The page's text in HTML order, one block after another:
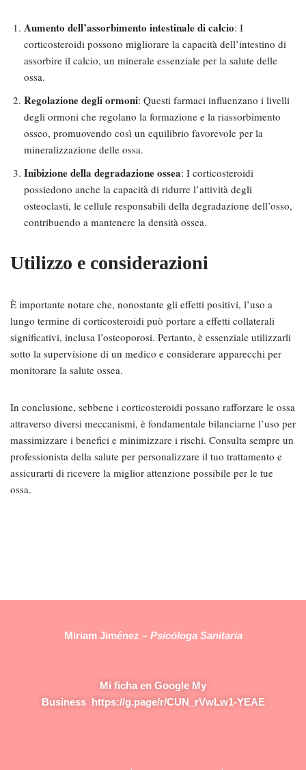
Aumento dell’assorbimento intestinale di calcio: I
corticosteroidi possono migliorare la capacità dell’intestino di
assorbire il calcio, un minerale essenziale per la salute delle
ossa.
Regolazione degli ormoni: Questi farmaci influenzano i livelli
degli ormoni che regolano la formazione e la riassorbimento
osseo, promuovendo così un equilibrio favorevole per la
mineralizzazione delle ossa.
Inibizione della degradazione ossea: I corticosteroidi
possiedono anche la capacità di ridurre l’attività degli
osteoclasti, le cellule responsabili della degradazione dell’osso,
contribuendo a mantenere la densità ossea.
Utilizzo e considerazioni
È importante notare che, nonostante gli effetti positivi, l’uso a
lungo termine di corticosteroidi può portare a effetti collaterali
significativi, inclusa l’osteoporosi. Pertanto, è essenziale utilizzarli
sotto la supervisione di un medico e considerare apparecchi per
monitorare la salute ossea.
In conclusione, sebbene i corticosteroidi possano rafforzare le ossa
attraverso diversi meccanismi, è fondamentale bilanciarne l’uso per
massimizzare i benefici e minimizzare i rischi. Consulta sempre un
professionista della salute per personalizzare il tuo trattamento e
assicurarti di ricevere la miglior attenzione possibile per le tue
ossa.
Miriam Jiménez –Psicóloga Sanitaria
Mi ficha en Google My
Business https://g.page/r/CUN_rVwLw1-YEAE